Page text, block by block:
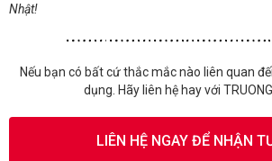
Nhật!
Nếu bạn có bất cứ thắc mắc nào liên quan
dụng. Hãy liên hệ hay với
LIÊN HỆ NGAY ĐỂ NHẬN